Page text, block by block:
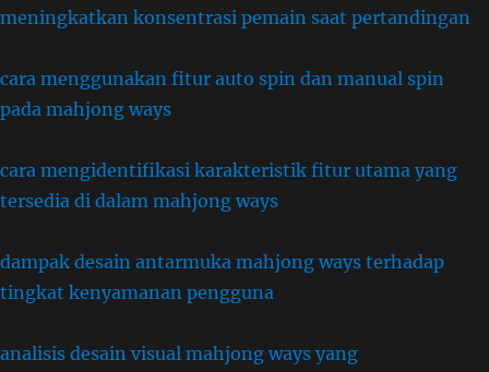
meningkatkan konsentrasi pemain saat pertandingan
cara menggunakan fitur auto spin dan manual spin
pada mahjong ways
cara mengidentifikasi karakteristik fitur utama yang
tersedia di dalam mahjong ways
dampak desain antarmuka mahjong ways terhadap
tingkat kenyamanan pengguna
analisis desain visual mahjong ways yang